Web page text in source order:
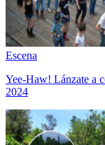
Escena
Yee-Haw! Lánzate a
2024